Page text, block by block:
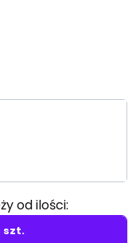
się ceną
od ilości:
szt.